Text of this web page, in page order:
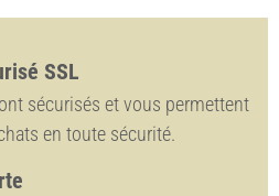
SSL
sécurisés et vous permettent
en toute sécurité.